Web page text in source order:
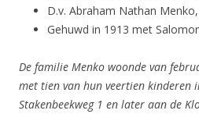
D.v. Abraham Nathan
Gehuwd in 1913 met
De familie Menko woonde van
met tien van hun veertien kinderen
Stakenbeekweg 1 en later aan de